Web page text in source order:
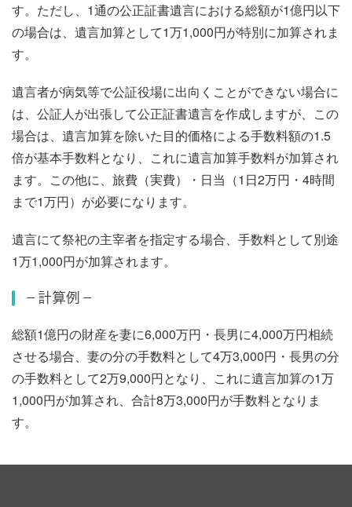
す。ただし、1通の公正証書遺言における総額が1億円以下
の場合は、遺言加算として1万1,000円が特別に加算されま
す。
遺言者が病気等で公証役場に出向くことができない場合に
は、公証人が出張して公正証書遺言を作成しますが、この
場合は、遺言加算を除いた目的価格による手数料額の1.5
倍が基本手数料となり、これに遺言加算手数料が加算され
ます。この他に、旅費（実費）・日当（1日2万円・4時間
まで1万円）が必要になります。
遺言にて祭祀の主宰者を指定する場合、手数料として別途
1万1,000円が加算されます。
－計算例－
総額1億円の財産を妻に6,000万円・長男に4,000万円相続
させる場合、妻の分の手数料として4万3,000円・長男の分
の手数料として2万9,000円となり、これに遺言加算の1万
1,000円が加算され、合計8万3,000円が手数料となりま
す。